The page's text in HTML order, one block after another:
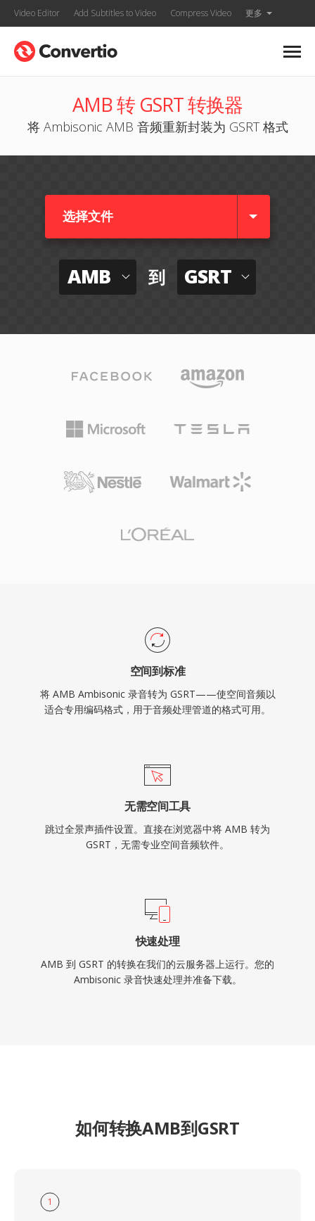
Video Editor Add Subtitles to Video Compress Video 更多
AMB 转 GSRT 转换器
将 Ambisonic AMB 音频重新封装为 GSRT 格式
选择文件
AMB 到 GSRT
空间到标准
将 AMB Ambisonic 录音转为 GSRT——使空间音频以
适合专用编码格式，用于音频处理管道的格式可用。
无需空间工具
跳过全景声插件设置。直接在浏览器中将 AMB 转为
GSRT，无需专业空间音频软件。
快速处理
AMB 到 GSRT 的转换在我们的云服务器上运行。您的
Ambisonic 录音快速处理并准备下载。
如何转换AMB到GSRT
1